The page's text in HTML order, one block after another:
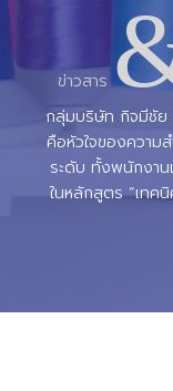
ข่าวสาร
กลุ่มบริษัท กิจมีชัย
คือหัวใจของความ
ระดับ ทั้งพนักงาน
ในหลักสูตร “เทค